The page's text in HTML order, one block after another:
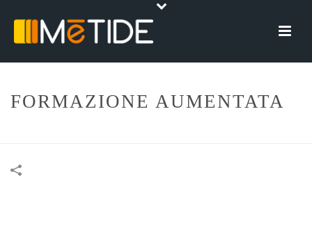
FORMAZIONE AUMENTATA